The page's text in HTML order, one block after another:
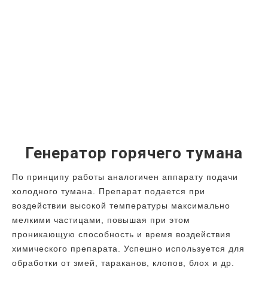
Генератор горячего тумана
По принципу работы аналогичен аппарату подачи
холодного тумана. Препарат подается при
воздействии высокой температуры максимально
мелкими частицами, повышая при этом
проникающую способность и время воздействия
химического препарата. Успешно используется для
обработки от змей, тараканов, клопов, блох и др.